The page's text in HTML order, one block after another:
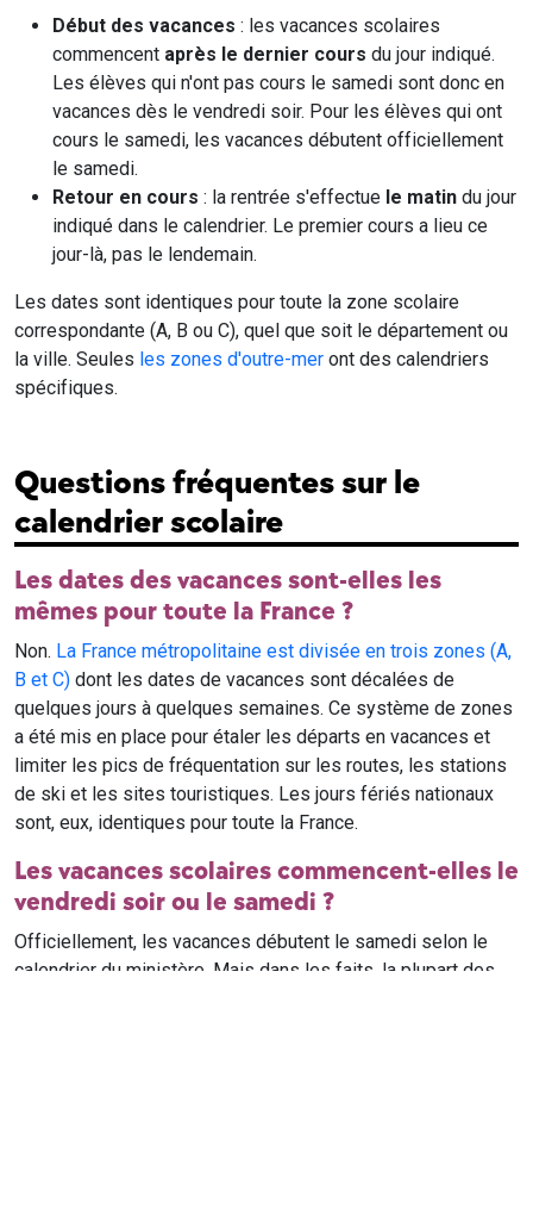
Début des vacances : les vacances scolaires
commencent après le dernier cours du jour indiqué.
Les élèves qui n'ont pas cours le samedi sont donc en
vacances dès le vendredi soir. Pour les élèves qui ont
cours le samedi, les vacances débutent officiellement
le samedi.
Retour en cours : la rentrée s'effectue le matin du jour
indiqué dans le calendrier. Le premier cours a lieu ce
jour-là, pas le lendemain.
Les dates sont identiques pour toute la zone scolaire
correspondante (A, B ou C), quel que soit le département ou
la ville. Seules les zones d'outre-mer ont des calendriers
spécifiques.
Questions fréquentes sur le
calendrier scolaire
Les dates des vacances sont-elles les
mêmes pour toute la France ?
Non. La France métropolitaine est divisée en trois zones (A,
B et C) dont les dates de vacances sont décalées de
quelques jours à quelques semaines. Ce système de zones
a été mis en place pour étaler les départs en vacances et
limiter les pics de fréquentation sur les routes, les stations
de ski et les sites touristiques. Les jours fériés nationaux
sont, eux, identiques pour toute la France.
Les vacances scolaires commencent-elles le
vendredi soir ou le samedi ?
Officiellement, les vacances débutent le samedi selon le
calendrier du ministère. Mais dans les faits, la plupart des